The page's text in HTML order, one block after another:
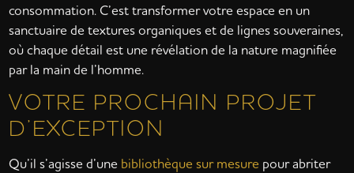
consommation. C’est transformer votre espace en un
sanctuaire de textures organiques et de lignes souveraines,
où chaque détail est une révélation de la nature magnifiée
par la main de l’homme.
VOTRE PROCHAIN PROJET
D’EXCEPTION
Qu’il s’agisse d’une bibliothèque sur mesure pour abriter